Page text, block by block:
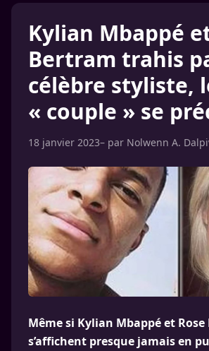
Kylian Mbappé
Bertram trahis
célèbre styliste,
« couple » se
18 janvier 2023– par Nolwenn A.
Même si Kylian Mbappé et
s’affichent presque jamais en